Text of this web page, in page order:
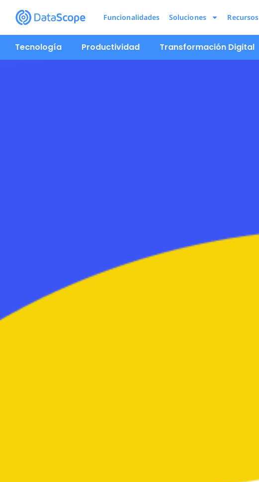
Funcionalidades Soluciones Recursos
Tecnología Productividad Transformación Digital